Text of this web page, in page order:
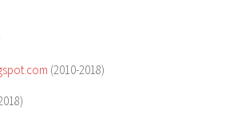
(2010-2018)